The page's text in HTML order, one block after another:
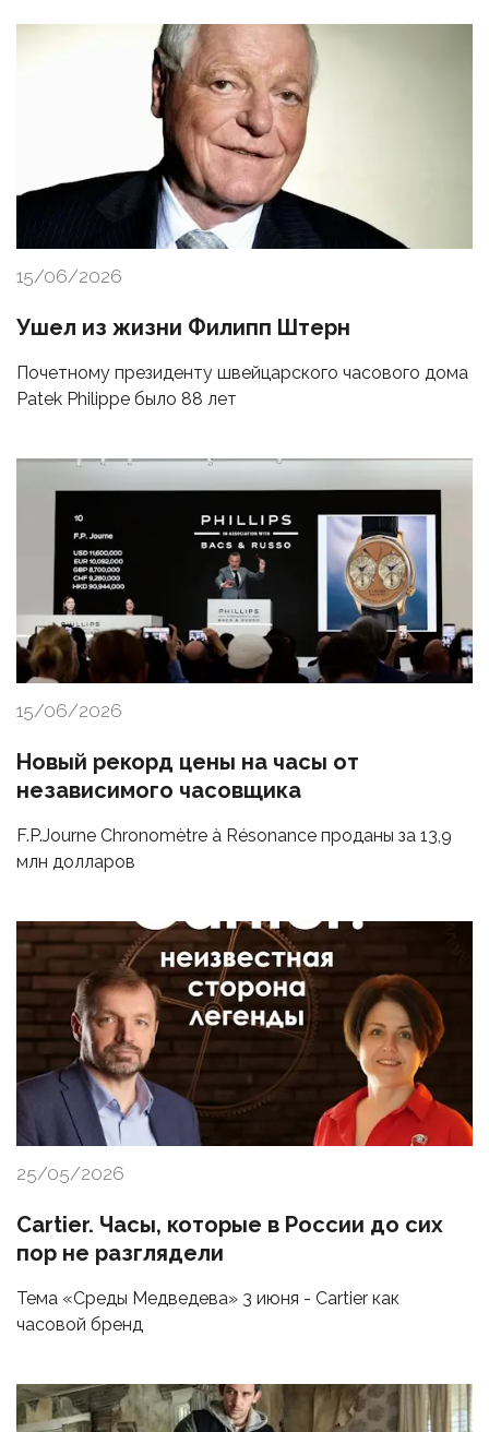
15/06/2026
Ушел из жизни Филипп Штерн
Почетному президенту швейцарского часового дома
Patek Philippe было 88 лет
15/06/2026
Новый рекорд цены на часы от
независимого часовщика
F.P.Journe Chronomètre à Résonance проданы за 13,9
млн долларов
25/05/2026
Cartier. Часы, которые в России до сих
пор не разглядели
Тема «Среды Медведева» 3 июня - Cartier как
часовой бренд